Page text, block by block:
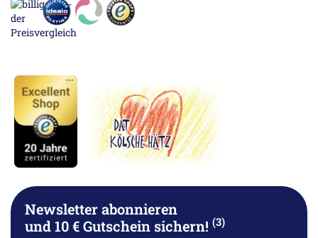
Newsletter abonnieren
und 10 € Gutschein sichern! (3)